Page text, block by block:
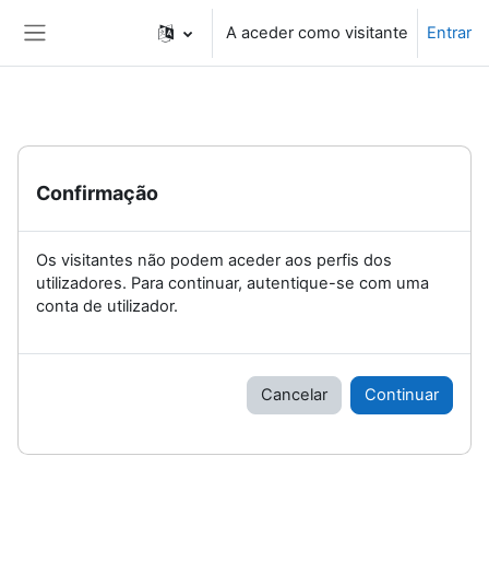
A aceder como visitante Entrar
Confirmação
Os visitantes não podem aceder aos perfis dos
utilizadores. Para continuar, autentique-se com uma
conta de utilizador.
Cancelar Continuar